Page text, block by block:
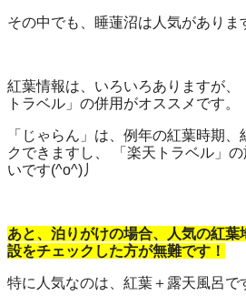
その中でも、睡蓮沼は人気がありま
紅葉情報は、いろいろありますが、
トラベル」の併用がオススメです。
「じゃらん」は、例年の紅葉時期
クできますし、 「楽天トラベル」
いです(^o^)丿
あと、泊りがけの場合、人気の紅葉
設をチェックした方が無難です！
特に人気なのは、紅葉＋露天風呂で